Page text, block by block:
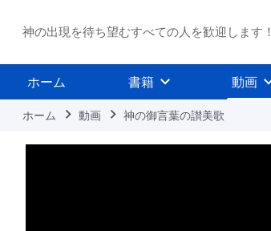
神の出現を待ち望むすべての人を歓迎します！
ホーム 書籍 動画
ホーム 動画 神の御言葉の讃美歌